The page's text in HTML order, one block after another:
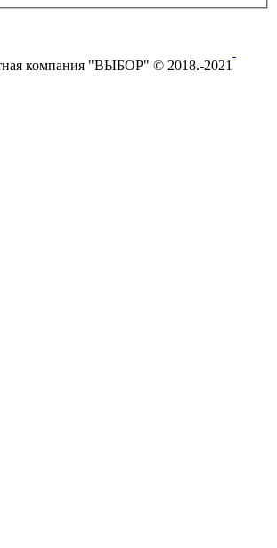
компания "ВЫБОР" © 2018.-2021